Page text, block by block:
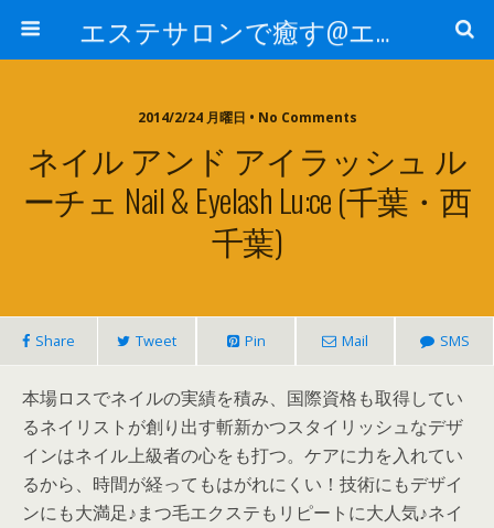
エステサロンで癒す@エステ～全国エステ情報
2014/2/24 月曜日 • No Comments
ネイル アンド アイラッシュ ル
ーチェ Nail & Eyelash Lu:ce (千葉・西
千葉)
Share Tweet Pin Mail SMS
本場ロスでネイルの実績を積み、国際資格も取得してい
るネイリストが創り出す斬新かつスタイリッシュなデザ
インはネイル上級者の心をも打つ。ケアに力を入れてい
るから、時間が経ってもはがれにくい！技術にもデザイ
ンにも大満足♪まつ毛エクステもリピートに大人気♪ネイ